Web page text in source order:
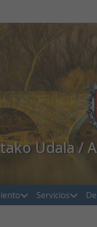
Udala /
Servicios